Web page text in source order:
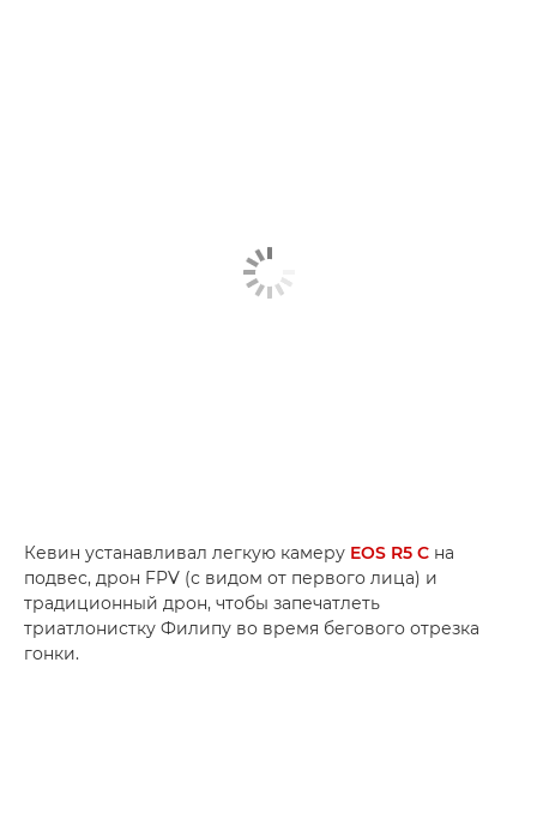
Кевин устанавливал легкую камеру EOS R5 C на
подвес, дрон FPV (с видом от первого лица) и
традиционный дрон, чтобы запечатлеть
триатлонистку Филипу во время бегового отрезка
гонки.